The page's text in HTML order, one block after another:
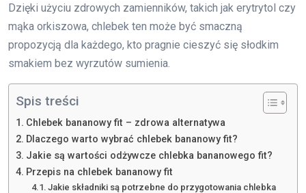
Dzięki użyciu zdrowych zamienników, takich jak erytrytol czy
mąka orkiszowa, chlebek ten może być smaczną
propozycją dla każdego, kto pragnie cieszyć się słodkim
smakiem bez wyrzutów sumienia.
Spis treści
Chlebek bananowy fit – zdrowa alternatywa
Dlaczego warto wybrać chlebek bananowy fit?
Jakie są wartości odżywcze chlebka bananowego fit?
Przepis na chlebek bananowy fit
Jakie składniki są potrzebne do przygotowania chlebka